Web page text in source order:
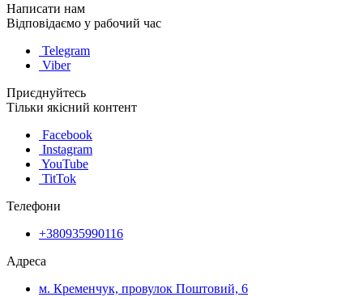
Написати нам
Відповідаємо у рабочий час
Telegram
Viber
Приєднуйтесь
Тільки якісний контент
Facebook
Instagram
YouTube
TitTok
Телефони
+380935990116
Адреса
м. Кременчук, провулок Поштовий, 6